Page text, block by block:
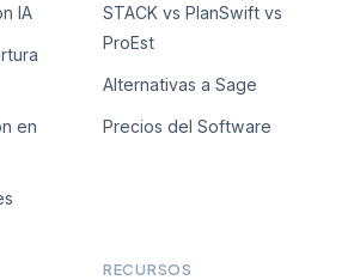
IA
en
STACK vs PlanSwift vs
ProEst
Alternativas a Sage
Precios del Software
RECURSOS